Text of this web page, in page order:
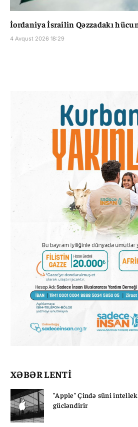
İordaniya İsrailin Qəzzadakı
4 Avqust 2026 18:29
XƏBƏR LENTİ
"Apple" Çində süni
gücləndirir